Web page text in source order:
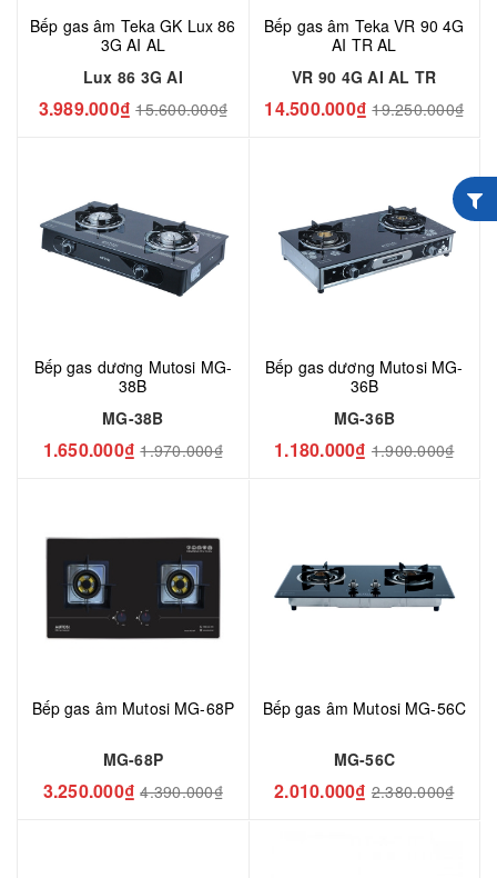
Bếp gas âm Teka GK Lux 86
3G AI AL
Lux 86 3G AI
3.989.000₫ 15.600.000₫
Bếp gas âm Teka VR 90 4G
AI TR AL
VR 90 4G AI AL TR
14.500.000₫ 19.250.000₫
Bếp gas dương Mutosi MG-
38B
MG-38B
1.650.000₫ 1.970.000₫
Bếp gas dương Mutosi MG-
36B
MG-36B
1.180.000₫ 1.900.000₫
Bếp gas âm Mutosi MG-68P
MG-68P
3.250.000₫ 4.390.000₫
Bếp gas âm Mutosi MG-56C
MG-56C
2.010.000₫ 2.380.000₫